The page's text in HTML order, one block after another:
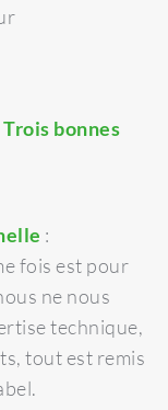
bonnes
:
fois est pour
ne nous
technique,
tout est remis